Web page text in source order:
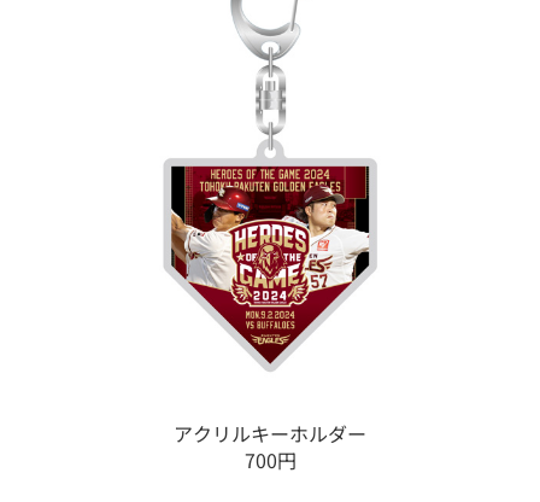
アクリルキーホルダー
700円